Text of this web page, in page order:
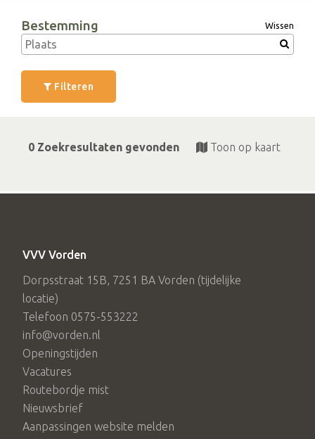
Bestemming Wissen
Filteren
0 Zoekresultaten gevonden Toon op kaart
VVV Vorden
Dorpsstraat 15B, 7251 BA Vorden (tijdelijke
locatie)
Telefoon 0575-553222
info@vorden.nl
Openingstijden
Vacatures
Routebordje mist
Nieuwsbrief
Aanpassingen website melden